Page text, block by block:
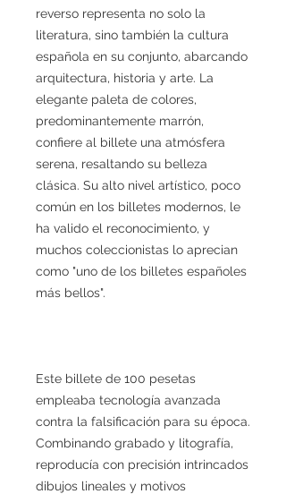
reverso representa no solo la
literatura, sino también la cultura
española en su conjunto, abarcando
arquitectura, historia y arte. La
elegante paleta de colores,
predominantemente marrón,
confiere al billete una atmósfera
serena, resaltando su belleza
clásica. Su alto nivel artístico, poco
común en los billetes modernos, le
ha valido el reconocimiento, y
muchos coleccionistas lo aprecian
como "uno de los billetes españoles
más bellos".
Este billete de 100 pesetas
empleaba tecnología avanzada
contra la falsificación para su época.
Combinando grabado y litografía,
reproducía con precisión intrincados
dibujos lineales y motivos